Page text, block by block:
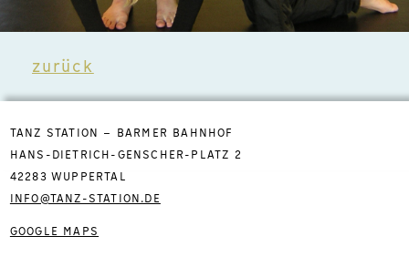
zurück
TANZ STATION – BARMER BAHNHOF
HANS-DIETRICH-GENSCHER-PLATZ 2
42283 WUPPERTAL
INFO@TANZ-STATION.DE
GOOGLE MAPS